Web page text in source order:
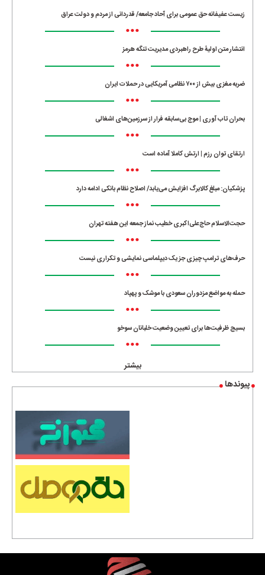
زیست عفیفانه حق عمومی برای آحاد جامعه/ قدردانی از مردم و دولت عراق
•••
انتشار متن اولیۀ طرح راهبردی مدیریت تنگه هرمز
•••
ضربه مغزی بیش از ۷۰۰ نظامی آمریکایی در حملات ایران
•••
بحران تاب آوری | موج بی‌سابقه فرار از سرزمین‌های اشغالی
•••
ارتقای توان رزم | ارتش کاملا آماده است
•••
پزشکیان: مبلغ کالابرگ افزایش می‌یابد/ اصلاح نظام بانکی ادامه دارد
•••
حجت‌الاسلام حاج‌علی‌اکبری خطیب نماز جمعه این هفته تهران
•••
حرف‌های ترامپ چیزی جز یک دیپلماسی نمایشی و تکراری نیست
•••
حمله به مواضع مزدوران سعودی با موشک و پهپاد
•••
بسیج ظرفیت‌ها برای تعیین وضعیت خلبانان سوخو
•••
بیشتر
پیوندها